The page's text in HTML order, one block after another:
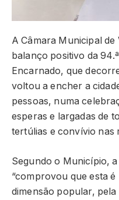
A Câmara Municipal
balanço positivo da
Encarnado, que
voltou a encher a
pessoas, numa
esperas e largadas de
tertúlias e convívio nas
Segundo o Município,
“comprovou que esta é
dimensão popular,